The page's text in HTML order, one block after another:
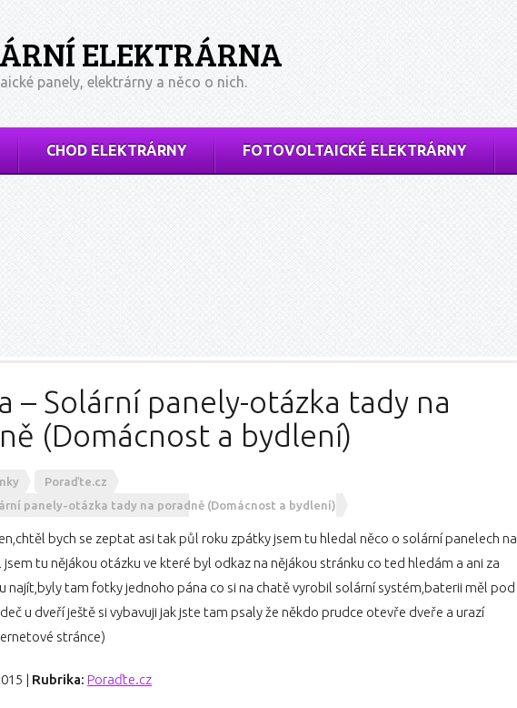
ELEKTRÁRNA
panely, elektrárny a něco o nich.
CHOD ELEKTRÁRNY FOTOVOLTAICKÉ ELEKTRÁRNY
– Solární panely-otázka tady na
(Domácnost a bydlení)
Poraďte.cz
panely-otázka tady na poradně (Domácnost a bydlení)
bych se zeptat asi tak půl roku zpátky jsem tu hledal něco o solární panelech na
jsem tu nějákou otázku ve které byl odkaz na nějákou stránku co ted hledám a ani za
najít,byly tam fotky jednoho pána co si na chatě vyrobil solární systém,baterii měl pod
u dveří ještě si vybavuji jak jste tam psaly že někdo prudce otevře dveře a urazí
stránce)
| Rubrika: Poraďte.cz